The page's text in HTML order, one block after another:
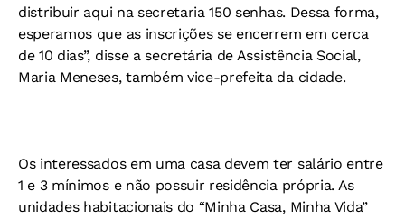
distribuir aqui na secretaria 150 senhas. Dessa forma,
esperamos que as inscrições se encerrem em cerca
de 10 dias”, disse a secretária de Assistência Social,
Maria Meneses, também vice-prefeita da cidade.
Os interessados em uma casa devem ter salário entre
1 e 3 mínimos e não possuir residência própria. As
unidades habitacionais do “Minha Casa, Minha Vida”